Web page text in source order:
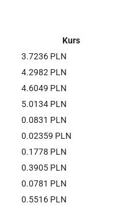
Kurs
3.7236 PLN
4.2982 PLN
4.6049 PLN
5.0134 PLN
0.0831 PLN
0.02359 PLN
0.1778 PLN
0.3905 PLN
0.0781 PLN
0.5516 PLN